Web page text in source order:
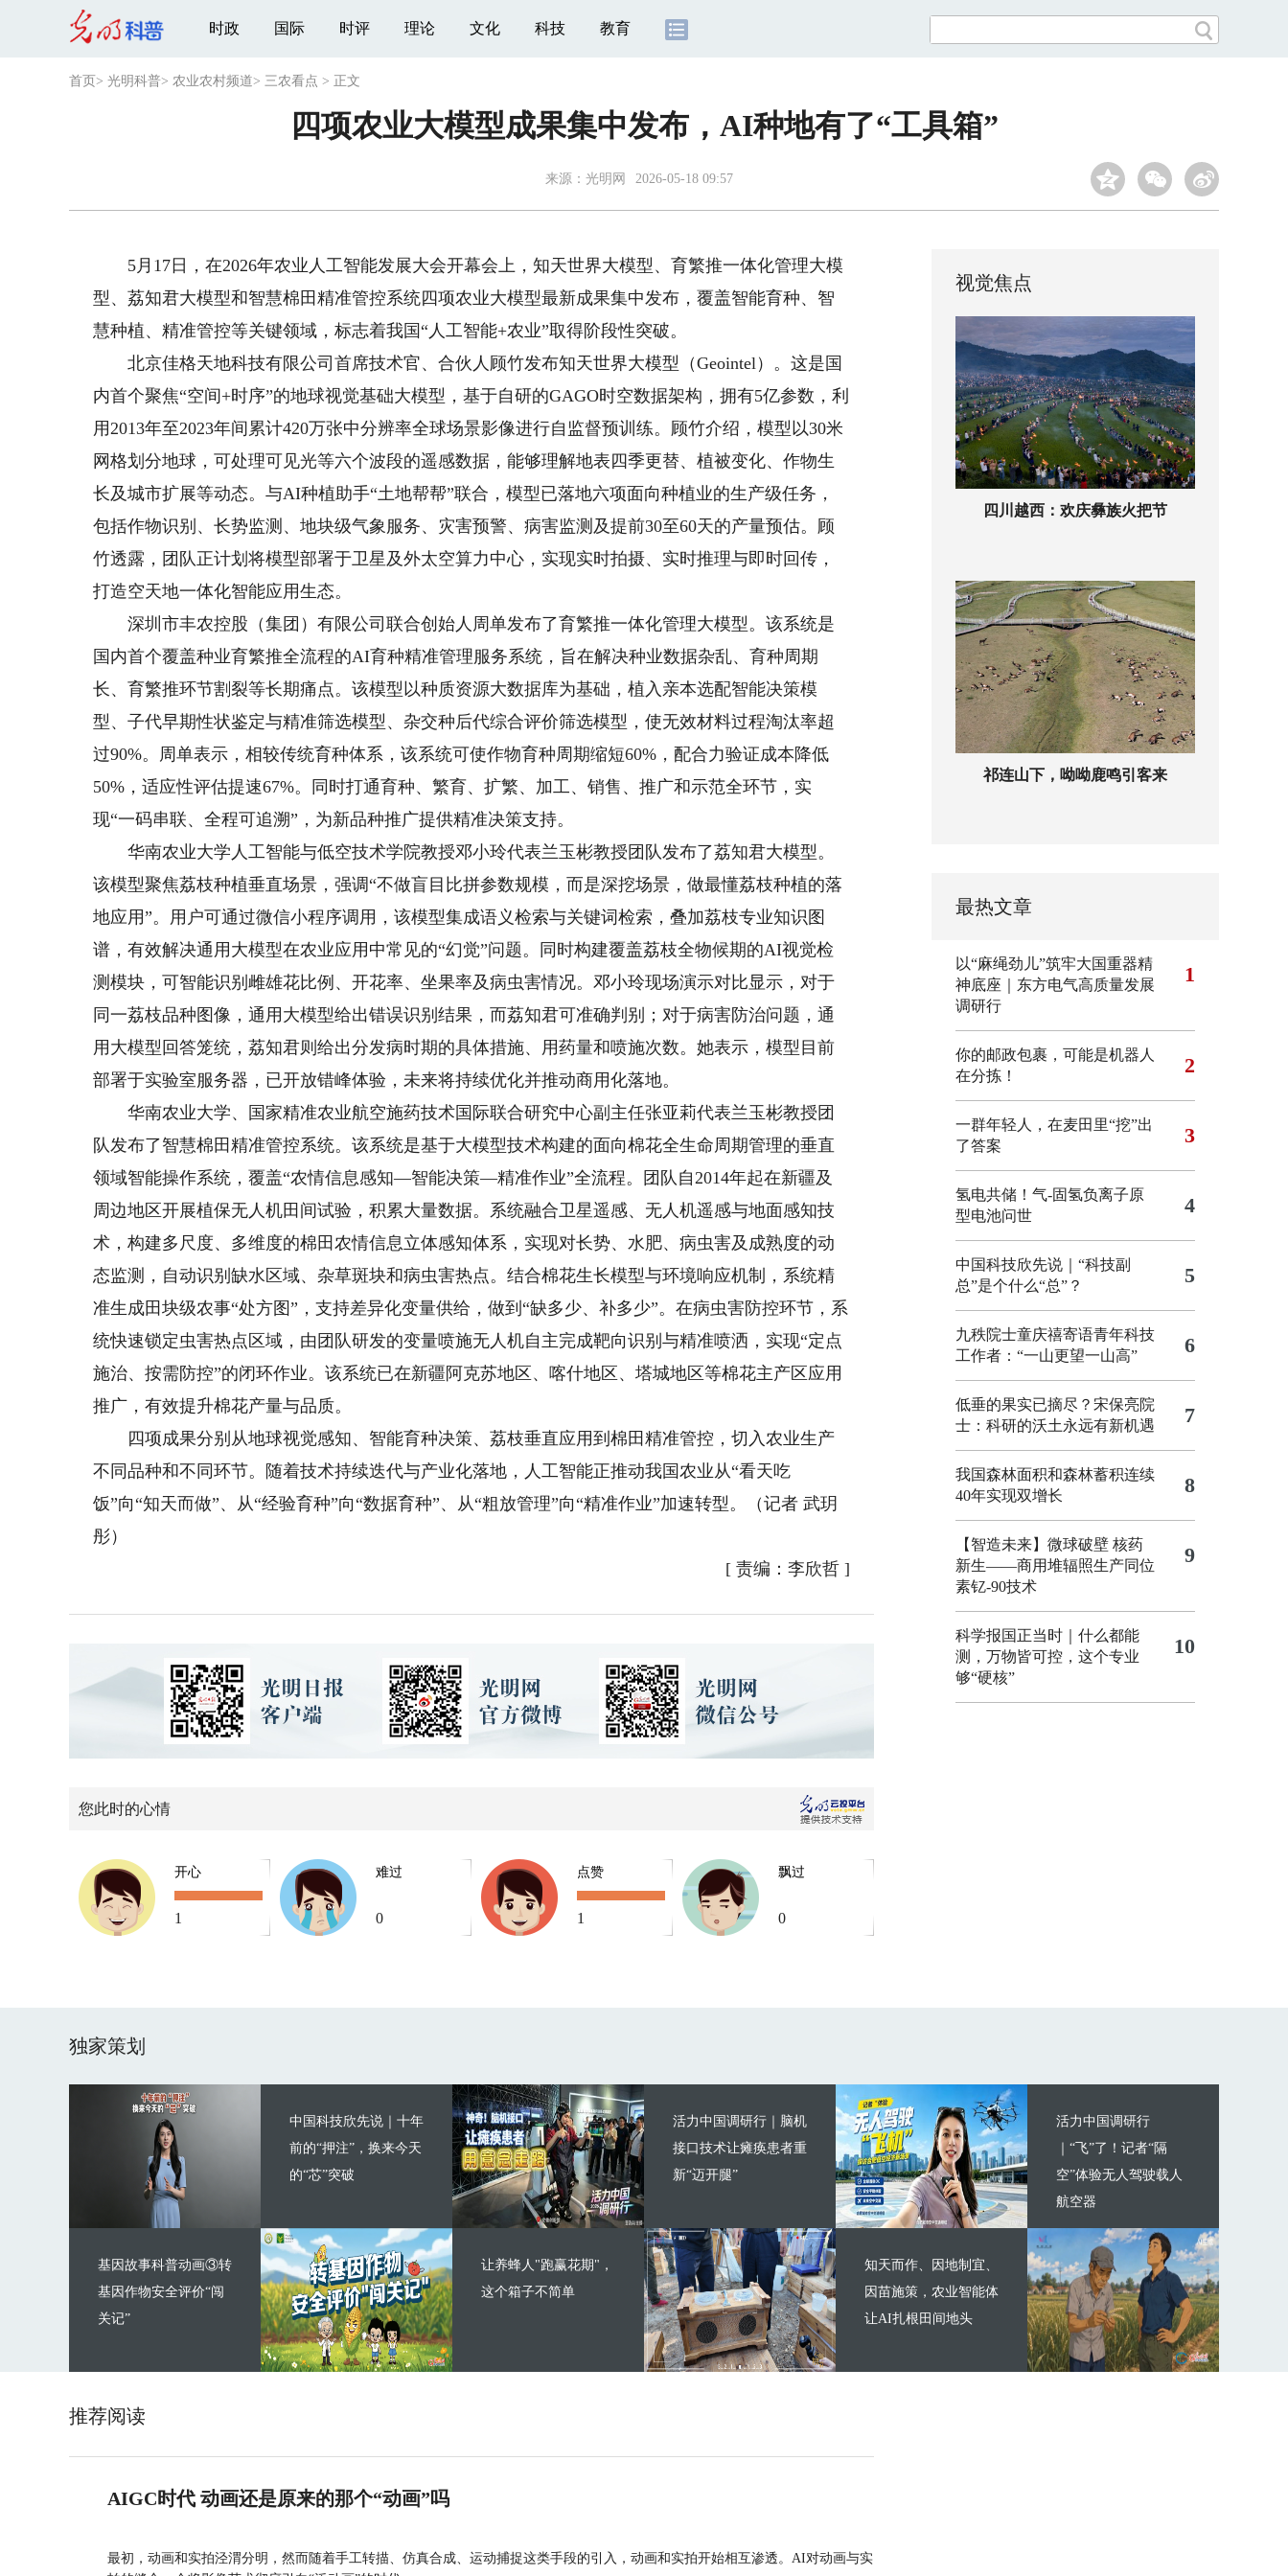
时政 国际 时评 理论 文化 科技 教育
首页 > 光明科普> 农业农村频道> 三农看点 > 正文
四项农业大模型成果集中发布，AI种地有了“工具箱”
来源： 光明网 2026-05-18 09:57
5月17日，在2026年农业人工智能发展大会开幕会上，知天世界大模型、育繁推一体化管理大模
型、荔知君大模型和智慧棉田精准管控系统四项农业大模型最新成果集中发布，覆盖智能育种、智
慧种植、精准管控等关键领域，标志着我国“人工智能+农业”取得阶段性突破。
北京佳格天地科技有限公司首席技术官、合伙人顾竹发布知天世界大模型（Geointel）。这是国
内首个聚焦“空间+时序”的地球视觉基础大模型，基于自研的GAGO时空数据架构，拥有5亿参数，利
用2013年至2023年间累计420万张中分辨率全球场景影像进行自监督预训练。顾竹介绍，模型以30米
网格划分地球，可处理可见光等六个波段的遥感数据，能够理解地表四季更替、植被变化、作物生
长及城市扩展等动态。与AI种植助手“土地帮帮”联合，模型已落地六项面向种植业的生产级任务，
包括作物识别、长势监测、地块级气象服务、灾害预警、病害监测及提前30至60天的产量预估。顾
竹透露，团队正计划将模型部署于卫星及外太空算力中心，实现实时拍摄、实时推理与即时回传，
打造空天地一体化智能应用生态。
深圳市丰农控股（集团）有限公司联合创始人周单发布了育繁推一体化管理大模型。该系统是
国内首个覆盖种业育繁推全流程的AI育种精准管理服务系统，旨在解决种业数据杂乱、育种周期
长、育繁推环节割裂等长期痛点。该模型以种质资源大数据库为基础，植入亲本选配智能决策模
型、子代早期性状鉴定与精准筛选模型、杂交种后代综合评价筛选模型，使无效材料过程淘汰率超
过90%。周单表示，相较传统育种体系，该系统可使作物育种周期缩短60%，配合力验证成本降低
50%，适应性评估提速67%。同时打通育种、繁育、扩繁、加工、销售、推广和示范全环节，实
现“一码串联、全程可追溯”，为新品种推广提供精准决策支持。
华南农业大学人工智能与低空技术学院教授邓小玲代表兰玉彬教授团队发布了荔知君大模型。
该模型聚焦荔枝种植垂直场景，强调“不做盲目比拼参数规模，而是深挖场景，做最懂荔枝种植的落
地应用”。用户可通过微信小程序调用，该模型集成语义检索与关键词检索，叠加荔枝专业知识图
谱，有效解决通用大模型在农业应用中常见的“幻觉”问题。同时构建覆盖荔枝全物候期的AI视觉检
测模块，可智能识别雌雄花比例、开花率、坐果率及病虫害情况。邓小玲现场演示对比显示，对于
同一荔枝品种图像，通用大模型给出错误识别结果，而荔知君可准确判别；对于病害防治问题，通
用大模型回答笼统，荔知君则给出分发病时期的具体措施、用药量和喷施次数。她表示，模型目前
部署于实验室服务器，已开放错峰体验，未来将持续优化并推动商用化落地。
华南农业大学、国家精准农业航空施药技术国际联合研究中心副主任张亚莉代表兰玉彬教授团
队发布了智慧棉田精准管控系统。该系统是基于大模型技术构建的面向棉花全生命周期管理的垂直
领域智能操作系统，覆盖“农情信息感知—智能决策—精准作业”全流程。团队自2014年起在新疆及
周边地区开展植保无人机田间试验，积累大量数据。系统融合卫星遥感、无人机遥感与地面感知技
术，构建多尺度、多维度的棉田农情信息立体感知体系，实现对长势、水肥、病虫害及成熟度的动
态监测，自动识别缺水区域、杂草斑块和病虫害热点。结合棉花生长模型与环境响应机制，系统精
准生成田块级农事“处方图”，支持差异化变量供给，做到“缺多少、补多少”。在病虫害防控环节，系
统快速锁定虫害热点区域，由团队研发的变量喷施无人机自主完成靶向识别与精准喷洒，实现“定点
施治、按需防控”的闭环作业。该系统已在新疆阿克苏地区、喀什地区、塔城地区等棉花主产区应用
推广，有效提升棉花产量与品质。
四项成果分别从地球视觉感知、智能育种决策、荔枝垂直应用到棉田精准管控，切入农业生产
不同品种和不同环节。随着技术持续迭代与产业化落地，人工智能正推动我国农业从“看天吃
饭”向“知天而做”、从“经验育种”向“数据育种”、从“粗放管理”向“精准作业”加速转型。（记者 武玥
彤）
[ 责编：李欣哲 ]
您此时的心情
开心
1
难过
0
点赞
1
飘过
0
视觉焦点
四川越西：欢庆彝族火把节
祁连山下，呦呦鹿鸣引客来
最热文章
以“麻绳劲儿”筑牢大国重器精
神底座｜东方电气高质量发展
调研行
1
你的邮政包裹，可能是机器人
在分拣！
2
一群年轻人，在麦田里“挖”出
了答案
3
氢电共储！气-固氢负离子原
型电池问世
4
中国科技欣先说｜“科技副
总”是个什么“总”？
5
九秩院士童庆禧寄语青年科技
工作者：“一山更望一山高”
6
低垂的果实已摘尽？宋保亮院
士：科研的沃土永远有新机遇
7
我国森林面积和森林蓄积连续
40年实现双增长
8
【智造未来】微球破壁 核药
新生——商用堆辐照生产同位
素钇-90技术
9
科学报国正当时｜什么都能
测，万物皆可控，这个专业
够“硬核”
10
独家策划
中国科技欣先说｜十年
前的“押注”，换来今天
的“芯”突破
基因故事科普动画③转
基因作物安全评价“闯
关记”
活力中国调研行｜脑机
接口技术让瘫痪患者重
新“迈开腿”
让养蜂人"跑赢花期"，
这个箱子不简单
活力中国调研行
｜“飞”了！记者“隔
空”体验无人驾驶载人
航空器
知天而作、因地制宜、
因苗施策，农业智能体
让AI扎根田间地头
推荐阅读
AIGC时代 动画还是原来的那个“动画”吗
最初，动画和实拍泾渭分明，然而随着手工转描、仿真合成、运动捕捉这类手段的引入，动画和实拍开始相互渗透。AI对动画与实